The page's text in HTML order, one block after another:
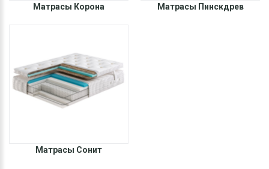
Матрасы Корона Матрасы Пинскдрев
Матрасы Сонит